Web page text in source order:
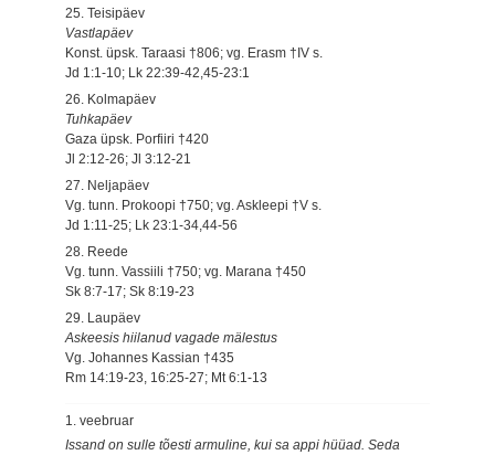
25. Teisipäev
Vastlapäev
Konst. üpsk. Taraasi †806; vg. Erasm †IV s.
Jd 1:1-10; Lk 22:39-42,45-23:1
26. Kolmapäev
Tuhkapäev
Gaza üpsk. Porfiiri †420
Jl 2:12-26; Jl 3:12-21
27. Neljapäev
Vg. tunn. Prokoopi †750; vg. Askleepi †V s.
Jd 1:11-25; Lk 23:1-34,44-56
28. Reede
Vg. tunn. Vassiili †750; vg. Marana †450
Sk 8:7-17; Sk 8:19-23
29. Laupäev
Askeesis hiilanud vagade mälestus
Vg. Johannes Kassian †435
Rm 14:19-23, 16:25-27; Mt 6:1-13
1. veebruar
Issand on sulle tõesti armuline, kui sa appi hüüad. Seda